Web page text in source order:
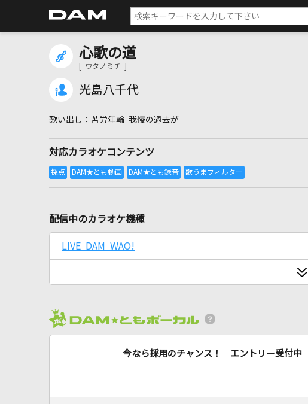
心歌の道
[ ウタノミチ ]
光島八千代
苦労年輪 我慢の過去が
対応カラオケコンテンツ
配信中のカラオケ機種
LIVE DAM WAO!
今なら採用のチャンス！ エントリー受付中